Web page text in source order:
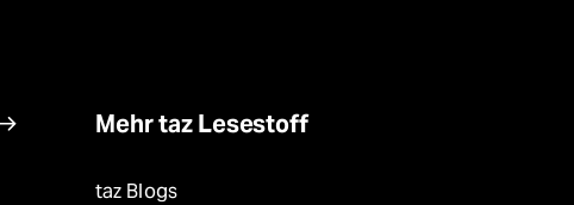
Mehr taz Lesestoff
taz Blogs